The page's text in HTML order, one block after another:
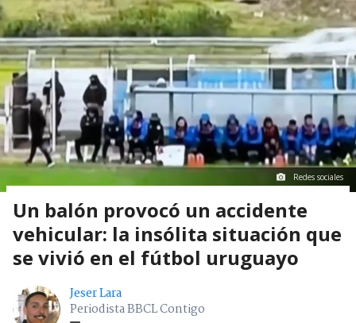
Redes sociales
Un balón provocó un accidente
vehicular: la insólita situación que
se vivió en el fútbol uruguayo
Jeser Lara
Periodista BBCL Contigo